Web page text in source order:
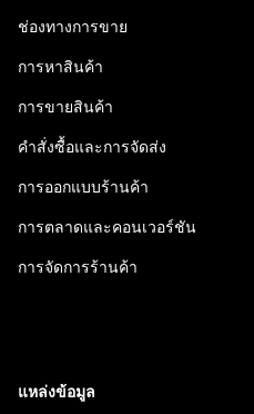
ช่องทางการขาย
การหาสินค้า
การขายสินค้า
คำสั่งซื้อและการจัดส่ง
การออกแบบร้านค้า
การตลาดและคอนเวอร์ชัน
การจัดการร้านค้า
แหล่งข้อมูล